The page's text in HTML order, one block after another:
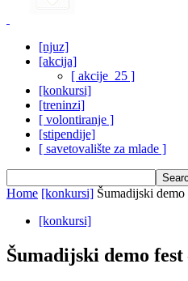
[njuz]
[akcija]
[ akcije_25 ]
[konkursi]
[treninzi]
[ volontiranje ]
[stipendije]
[ savetovalište za mlade ]
Home [konkursi] Šumadijski
[konkursi]
Šumadijski demo fest